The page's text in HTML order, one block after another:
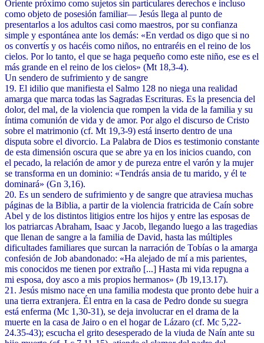
Oriente próximo como sujetos sin particulares derechos e incluso
como objeto de posesión familiar— Jesús llega al punto de
presentarlos a los adultos casi como maestros, por su confianza
simple y espontánea ante los demás: «En verdad os digo que si no
os convertís y os hacéis como niños, no entraréis en el reino de los
cielos. Por lo tanto, el que se haga pequeño como este niño, ese es el
más grande en el reino de los cielos» (Mt 18,3-4).
Un sendero de sufrimiento y de sangre
19. El idilio que manifiesta el Salmo 128 no niega una realidad
amarga que marca todas las Sagradas Escrituras. Es la presencia del
dolor, del mal, de la violencia que rompen la vida de la familia y su
íntima comunión de vida y de amor. Por algo el discurso de Cristo
sobre el matrimonio (cf. Mt 19,3-9) está inserto dentro de una
disputa sobre el divorcio. La Palabra de Dios es testimonio constante
de esta dimensión oscura que se abre ya en los inicios cuando, con
el pecado, la relación de amor y de pureza entre el varón y la mujer
se transforma en un dominio: «Tendrás ansia de tu marido, y él te
dominará» (Gn 3,16).
20. Es un sendero de sufrimiento y de sangre que atraviesa muchas
páginas de la Biblia, a partir de la violencia fratricida de Caín sobre
Abel y de los distintos litigios entre los hijos y entre las esposas de
los patriarcas Abraham, Isaac y Jacob, llegando luego a las tragedias
que llenan de sangre a la familia de David, hasta las múltiples
dificultades familiares que surcan la narración de Tobías o la amarga
confesión de Job abandonado: «Ha alejado de mí a mis parientes,
mis conocidos me tienen por extraño [...] Hasta mi vida repugna a
mi esposa, doy asco a mis propios hermanos» (Jb 19,13.17).
21. Jesús mismo nace en una familia modesta que pronto debe huir a
una tierra extranjera. Él entra en la casa de Pedro donde su suegra
está enferma (Mc 1,30-31), se deja involucrar en el drama de la
muerte en la casa de Jairo o en el hogar de Lázaro (cf. Mc 5,22-
24.35-43); escucha el grito desesperado de la viuda de Naín ante su